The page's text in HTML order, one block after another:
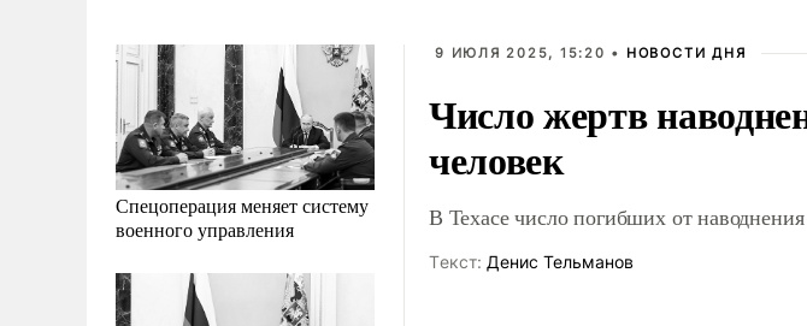
Спецоперация меняет систему
военного управления
9 ИЮЛЯ 2025, 15:20 • НОВОСТИ ДНЯ
Число жертв
человек
В Техасе число погибших от наводнения
Tекст: Денис Тельманов